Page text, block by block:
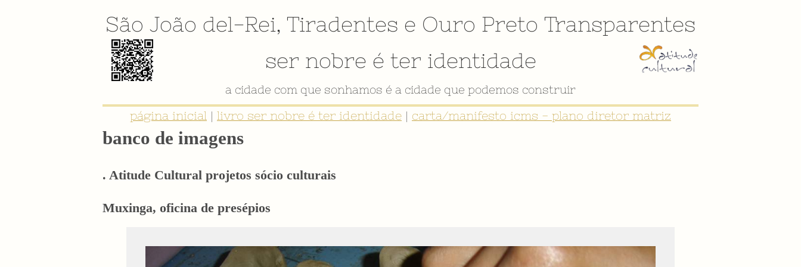
São João del-Rei, Tiradentes e Ouro Preto Transparentes
ser nobre é ter identidade
a cidade com que sonhamos é a cidade que podemos construir
página inicial | livro ser nobre é ter identidade | carta/manifesto icms - plano diretor matriz
banco de imagens
. Atitude Cultural projetos sócio culturais
Muxinga, oficina de presépios